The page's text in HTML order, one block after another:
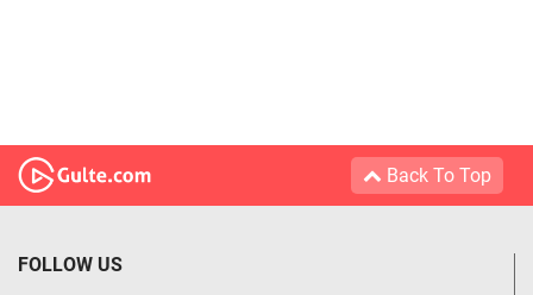
Back To Top
FOLLOW US